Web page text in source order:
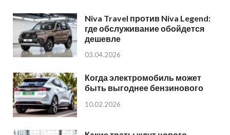
Niva Travel против Niva Legend:
где обслуживание обойдется
дешевле
03.04.2026
Когда электромобиль может
быть выгоднее бензинового
10.02.2026